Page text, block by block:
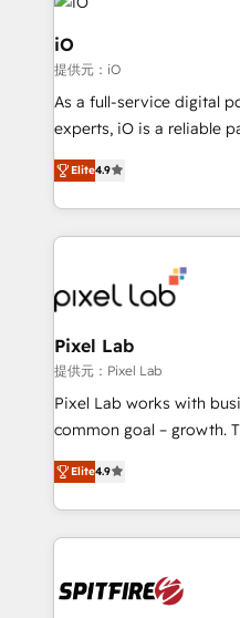
business goals. Talk to us if you’re looking to: -
Connect marketing,
reliable source of truth -
CRM and marketing
system - Accelerate
iO
提供元：iO
As a full-service digital
experts, iO is a reliable
looking to strengthen
marketing, technology,
creation. iO combines in-depth knowledge on both
the marketing and
from end-to-end. Teams of marketing specialists,
developers, copywriters
side to meet the specific
and project. Dedicated HubSpot teams combine all
skills for HubSpot
implementation and
complex API
Working from several
such as Brussels Airport,
Streamz and Michelin.
Elite4.9
Pixel Lab
提供元：Pixel Lab
Pixel Lab works with
common goal – growth. That’s why we employ the
latest innovations in
approach to web design,
inbound marketing that
growth for our client's
exactly where your
Elite4.9